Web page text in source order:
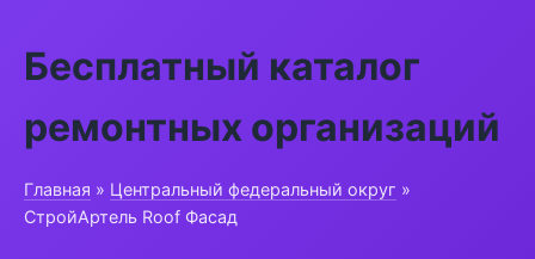
Бесплатный каталог
ремонтных организаций
Главная » Центральный федеральный округ »
СтройАртель Roof Фасад